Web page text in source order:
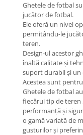
Ghetele de fotbal
jucător de fotbal.
Ele oferă un nivel
permitându-le
teren.
Design-ul acestor
înaltă calitate și
suport durabil și un
Acestea sunt
Ghetele de fotbal
fiecărui tip de
performanță și
o gamă variată de
gusturilor și